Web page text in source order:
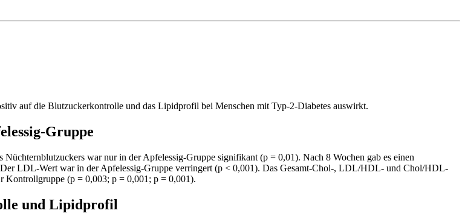
auf die Blutzuckerkontrolle und das Lipidprofil bei Menschen mit Typ-2-Diabetes auswirkt.
Gruppe
war nur in der Apfelessig-Gruppe signifikant (p = 0,01). Nach 8 Wochen gab es einen
LDL-Wert war in der Apfelessig-Gruppe verringert (p < 0,001). Das Gesamt-Chol-, LDL/HDL- und Chol/HDL-
Kontrollgruppe (p = 0,003; p = 0,001; p = 0,001).
und Lipidprofil